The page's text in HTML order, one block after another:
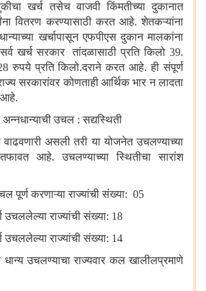
खर्च तसेच वाजवी किंमतीच्या दुकानात
वितरण करण्यासाठी करत आहे. शेतकऱ्यांना
खर्चापासून एफपीएस दुकान मालकांना
खर्च सरकार तांदळासाठी प्रति किलो 39.
रुपये प्रति किलो.दराने करत आहे. ही संपूर्ण
सरकारांवर कोणताही आर्थिक भार न लादता
आहे.
उचल : सद्यस्थिती
असली तरी या योजनेत उचलण्याच्या
तफावत आहे. उचलण्याच्या स्थितीचा सारांश
पूर्ण करणाऱ्या राज्यांची संख्या: 05
उचललेल्या राज्यांची संख्या: 18
उचललेल्या राज्यांची संख्या: 14
धान्य उचलण्याचा राज्यवार कल खालीलप्रमाणे